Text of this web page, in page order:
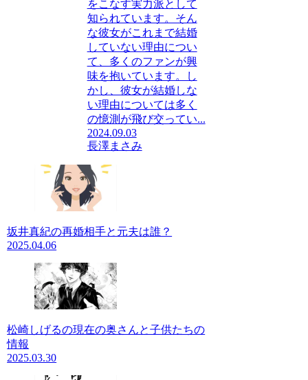
をこなす実力派として
知られています。そん
な彼女がこれまで結婚
していない理由につい
て、多くのファンが興
味を抱いています。し
かし、彼女が結婚しな
い理由については多く
の憶測が飛び交ってい...
2024.09.03
長澤まさみ
坂井真紀の再婚相手と元夫は誰？
2025.04.06
松崎しげるの現在の奥さんと子供たちの
情報
2025.03.30